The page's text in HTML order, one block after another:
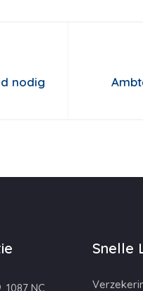
nodig
NC,
Snelle